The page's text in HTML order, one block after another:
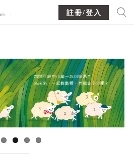
註冊/登入